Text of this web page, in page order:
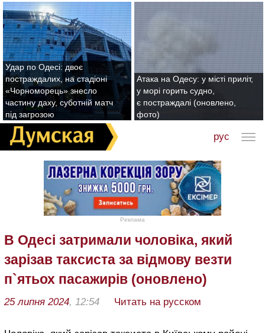
Удар по Одесі: двоє
постраждалих, на стадіоні
«Чорноморець» знесло
частину даху, суботній матч
під загрозою
Атака на Одесу: у місті приліт,
у морі горить судно,
є постраждалі (оновлено,
фото)
рус
Реклама
В Одесі затримали чоловіка, який
зарізав таксиста за відмову везти
п`ятьох пасажирів (оновлено)
25 липня 2024, 12:54 Читать на русском